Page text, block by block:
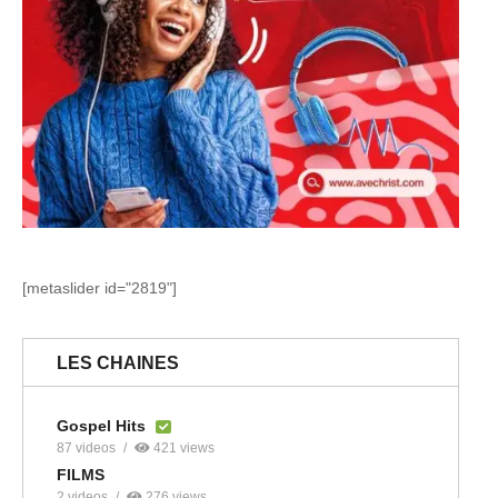
[metaslider id="2819"]
LES CHAINES
Gospel Hits
87 videos 421 views
FILMS